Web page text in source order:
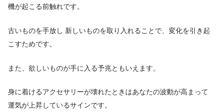
機が起こる前触れです。
古いものを手放し 新しいものを取り入れることで、変化を引き起
こすためです。
また、欲しいものが手に入る予兆ともいえます。
身に着けるアクセサリーが壊れたときはあなたの波動が高まって
運気が上昇しているサインです。